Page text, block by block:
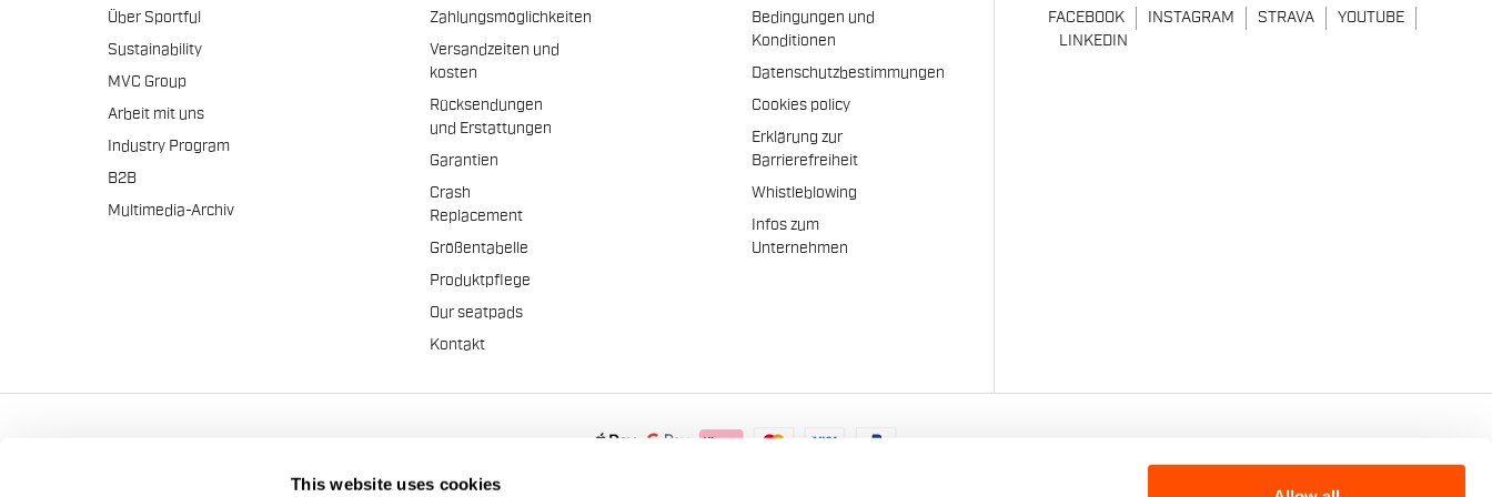
This website uses cookies
Über Sportful
Sustainability
MVC Group
Arbeit mit uns
Industry Program
B2B
Multimedia-Archiv
Zahlungsmöglichkeiten
Versandzeiten und
kosten
Rücksendungen
und Erstattungen
Garantien
Crash
Replacement
Größentabelle
Produktpflege
Our seatpads
Kontakt
Bedingungen und
Konditionen
Datenschutzbestimmungen
Cookies policy
Erklärung zur
Barrierefreiheit
Whistleblowing
Infos zum
Unternehmen
FACEBOOK INSTAGRAM STRAVA
YOUTUBE
LINKEDIN
Manifattura Valcismon S.p.A. - Via Marconi 81/83, 32030 Fonzaso (BL), Italy - P.IVA: 00023370257 - CAP.SOC. €2.349.323,00